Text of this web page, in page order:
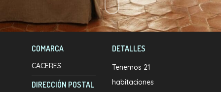
COMARCA
CACERES
DIRECCIÓN POSTAL
DETALLES
Tenemos 21
habitaciones